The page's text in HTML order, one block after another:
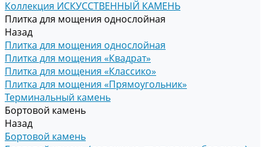
Коллекция ИСКУССТВЕННЫЙ КАМЕНЬ
Плитка для мощения однослойная
Назад
Плитка для мощения однослойная
Плитка для мощения «Квадрат»
Плитка для мощения «Классико»
Плитка для мощения «Прямоугольник»
Терминальный камень
Бортовой камень
Назад
Бортовой камень